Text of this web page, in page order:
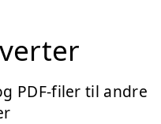
PDF-filer til andre